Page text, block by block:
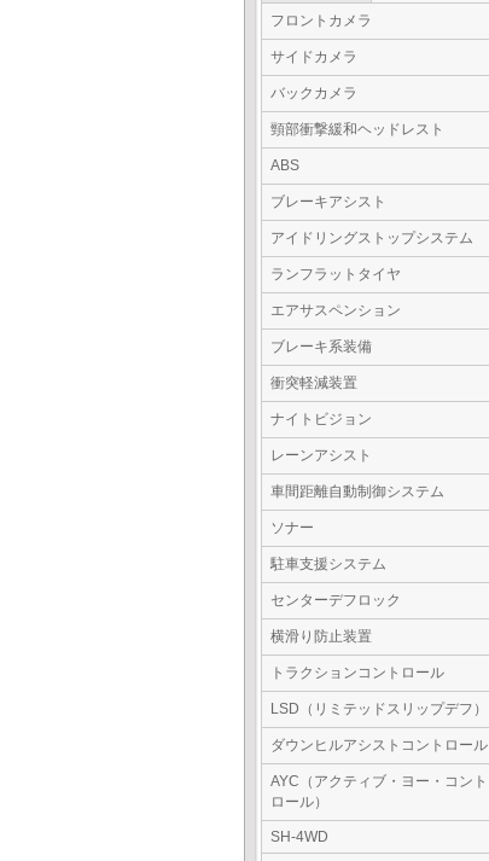
フロントカメラ
サイドカメラ
バックカメラ
頸部衝撃緩和ヘッドレスト
ABS
ブレーキアシスト
アイドリングストップシステム
ランフラットタイヤ
エアサスペンション
ブレーキ系装備
衝突軽減装置
ナイトビジョン
レーンアシスト
車間距離自動制御システム
ソナー
駐車支援システム
センターデフロック
横滑り防止装置
トラクションコントロール
LSD（リミテッドスリップデフ）
ダウンヒルアシストコントロール
AYC（アクティブ・ヨー・コント
ロール）
SH-4WD